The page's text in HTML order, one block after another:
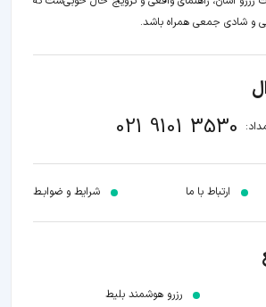
و شادی جمعی همراه باشد.
021 9101 3530
ارتباط با ما شرایط و ضوابـط
رزرو هوشمند بلیط